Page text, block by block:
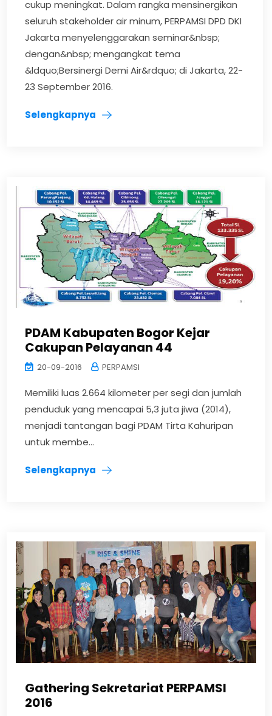
cukup meningkat. Dalam rangka mensinergikan
seluruh stakeholder air minum, PERPAMSI DPD DKI
Jakarta menyelenggarakan seminar&nbsp;
dengan&nbsp; mengangkat tema
&ldquo;Bersinergi Demi Air&rdquo; di Jakarta, 22-
23 September 2016.
Selengkapnya
PDAM Kabupaten Bogor Kejar
Cakupan Pelayanan 44
20-09-2016 PERPAMSI
Memiliki luas 2.664 kilometer per segi dan jumlah
penduduk yang mencapai 5,3 juta jiwa (2014),
menjadi tantangan bagi PDAM Tirta Kahuripan
untuk membe...
Selengkapnya
Gathering Sekretariat PERPAMSI
2016